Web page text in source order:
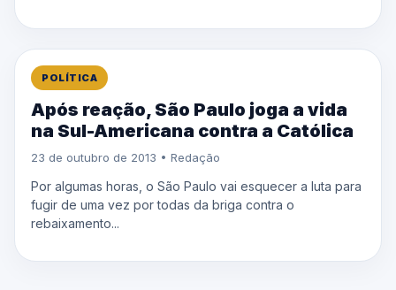
POLÍTICA
Após reação, São Paulo joga a vida
na Sul-Americana contra a Católica
23 de outubro de 2013 • Redação
Por algumas horas, o São Paulo vai esquecer a luta para
fugir de uma vez por todas da briga contra o
rebaixamento...